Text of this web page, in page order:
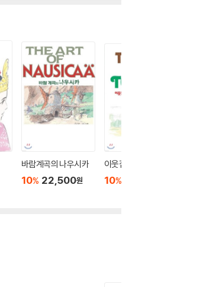
바람계곡의 나우시카
10% 22,500원
이웃집 토토로
10%